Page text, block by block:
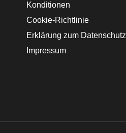
Konditionen
Cookie-Richtlinie
Erklärung zum Datenschutz
Impressum